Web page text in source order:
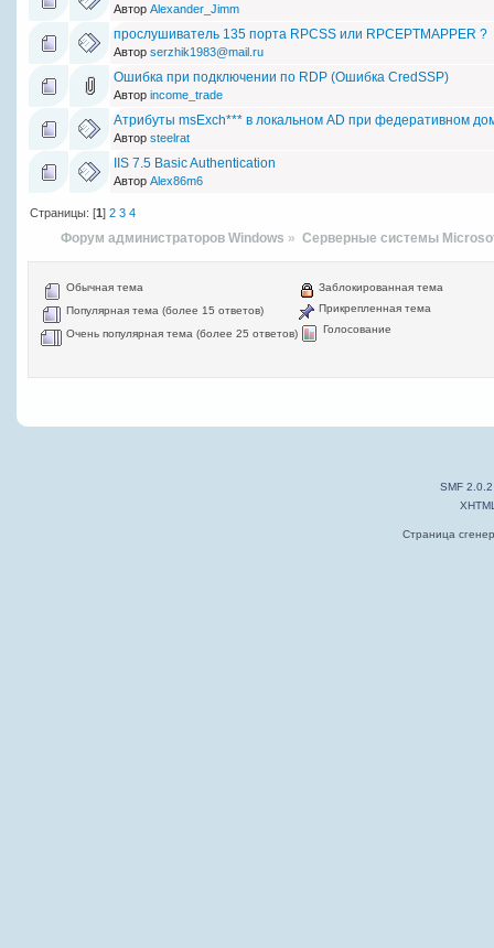
Автор Alexander_Jimm
прослушиватель 135 порта RPCSS или RPCEPTMAPPER ?
Автор serzhik1983@mail.ru
Ошибка при подключении по RDP (Ошибка CredSSP)
Автор income_trade
Атрибуты msExch*** в локальном AD при федеративном
Автор steelrat
IIS 7.5 Basic Authentication
Автор Alex86m6
Страницы: [1]2 3 4
Форум администраторов Windows » Серверные системы
Обычная тема
Популярная тема (более 15 ответов)
Очень популярная тема (более 25 ответов)
Заблокированная тема
Прикрепленная тема
Голосование
SMF 2.0.2
Страница